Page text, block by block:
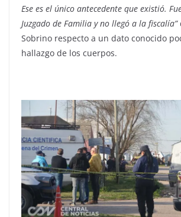
Ese es el único antecedente que existió.
Juzgado de Familia y no llegó a la fiscalía”
Sobrino respecto a un dato conocido
hallazgo de los cuerpos.